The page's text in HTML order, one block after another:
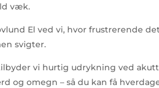
væk.
El ved vi, hvor frustrerende
svigter.
vi hurtig udrykning ved
og omegn – så du kan få